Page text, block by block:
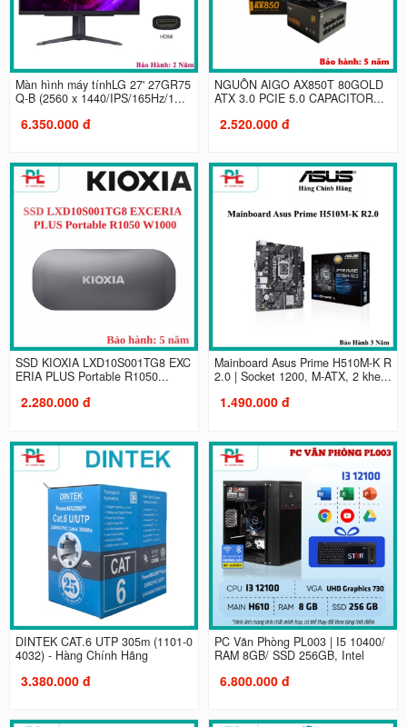
Màn hình máy tínhLG 27' 27GR75
Q-B (2560 x 1440/IPS/165Hz/1...
6.350.000 đ
NGUỒN AIGO AX850T 80GOLD
ATX 3.0 PCIE 5.0 CAPACITOR...
2.520.000 đ
SSD KIOXIA LXD10S001TG8 EXC
ERIA PLUS Portable R1050...
2.280.000 đ
Mainboard Asus Prime H510M-K R
2.0 | Socket 1200, M-ATX, 2 khe...
1.490.000 đ
DINTEK CAT.6 UTP 305m (1101-0
4032) - Hàng Chính Hãng
3.380.000 đ
PC Văn Phòng PL003 | I5 10400/
RAM 8GB/ SSD 256GB, Intel
6.800.000 đ